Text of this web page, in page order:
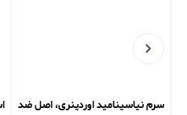
سرم نیاسینامید اوردینری، اصل ضد